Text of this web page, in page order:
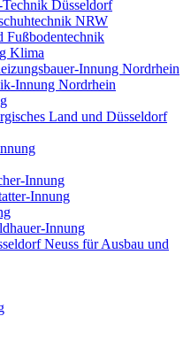
Düsseldorf
NRW
Fußbodentechnik
Klima
Innung Nordrhein
Innung Nordrhein
Land und Düsseldorf
Innung
Innung
Innung
Neuss für Ausbau und